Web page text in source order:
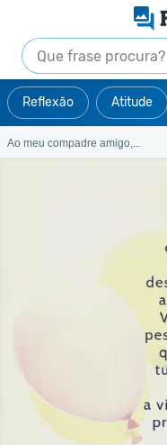
Reflexão Atitude
Ao meu compadre amigo,...